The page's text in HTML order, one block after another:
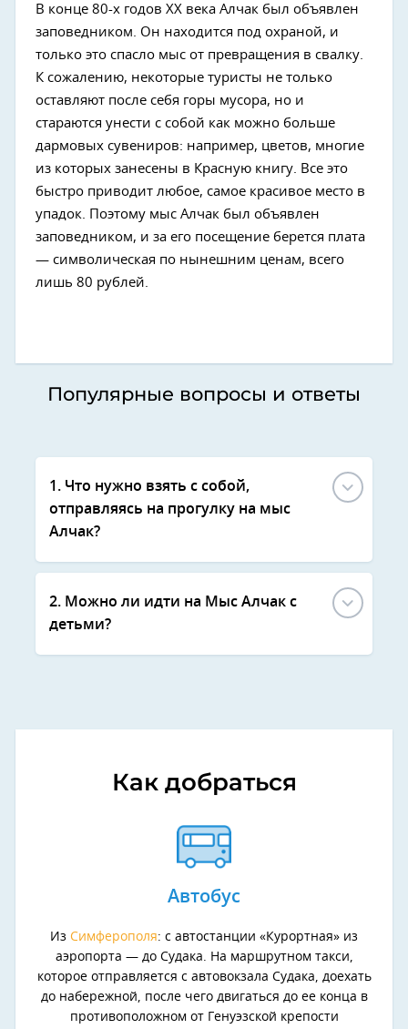
В конце 80-х годов ХХ века Алчак был объявлен
заповедником. Он находится под охраной, и
только это спасло мыс от превращения в свалку.
К сожалению, некоторые туристы не только
оставляют после себя горы мусора, но и
стараются унести с собой как можно больше
дармовых сувениров: например, цветов, многие
из которых занесены в Красную книгу. Все это
быстро приводит любое, самое красивое место в
упадок. Поэтому мыс Алчак был объявлен
заповедником, и за его посещение берется плата
— символическая по нынешним ценам, всего
лишь 80 рублей.
Популярные вопросы и ответы
1. Что нужно взять с собой,
отправляясь на прогулку на мыс
Алчак?
2. Можно ли идти на Мыс Алчак с
детьми?
Как добраться
Автобус
Из Симферополя: с автостанции «Курортная» из
аэропорта — до Судака. На маршрутном такси,
которое отправляется с автовокзала Судака, доехать
до набережной, после чего двигаться до ее конца в
противоположном от Генуэзской крепости